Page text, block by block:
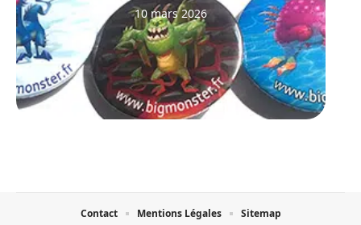
10 mars 2026
Contact Mentions Légales Sitemap